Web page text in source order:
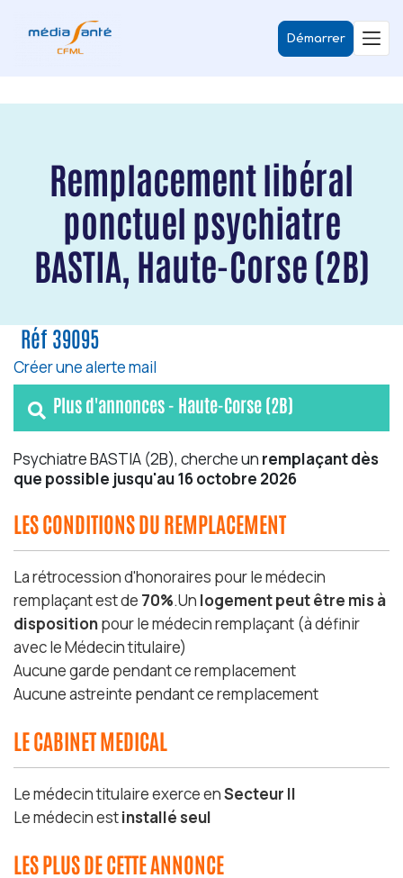
Démarrer
Remplacement libéral
ponctuel psychiatre
BASTIA, Haute-Corse (2B)
Réf 39095
Créer une alerte mail
Plus d'annonces - Haute-Corse (2B)
Psychiatre BASTIA (2B), cherche un remplaçant dès
que possible jusqu'au 16 octobre 2026
LES CONDITIONS DU REMPLACEMENT
La rétrocession d'honoraires pour le médecin
remplaçant est de 70%.Un logement peut être mis à
dispositionpour le médecin remplaçant (à définir
avec le Médecin titulaire)
Aucune garde pendant ce remplacement
Aucune astreinte pendant ce remplacement
LE CABINET MEDICAL
Le médecin titulaire exerce enSecteur II
Le médecin estinstallé seul
LES PLUS DE CETTE ANNONCE